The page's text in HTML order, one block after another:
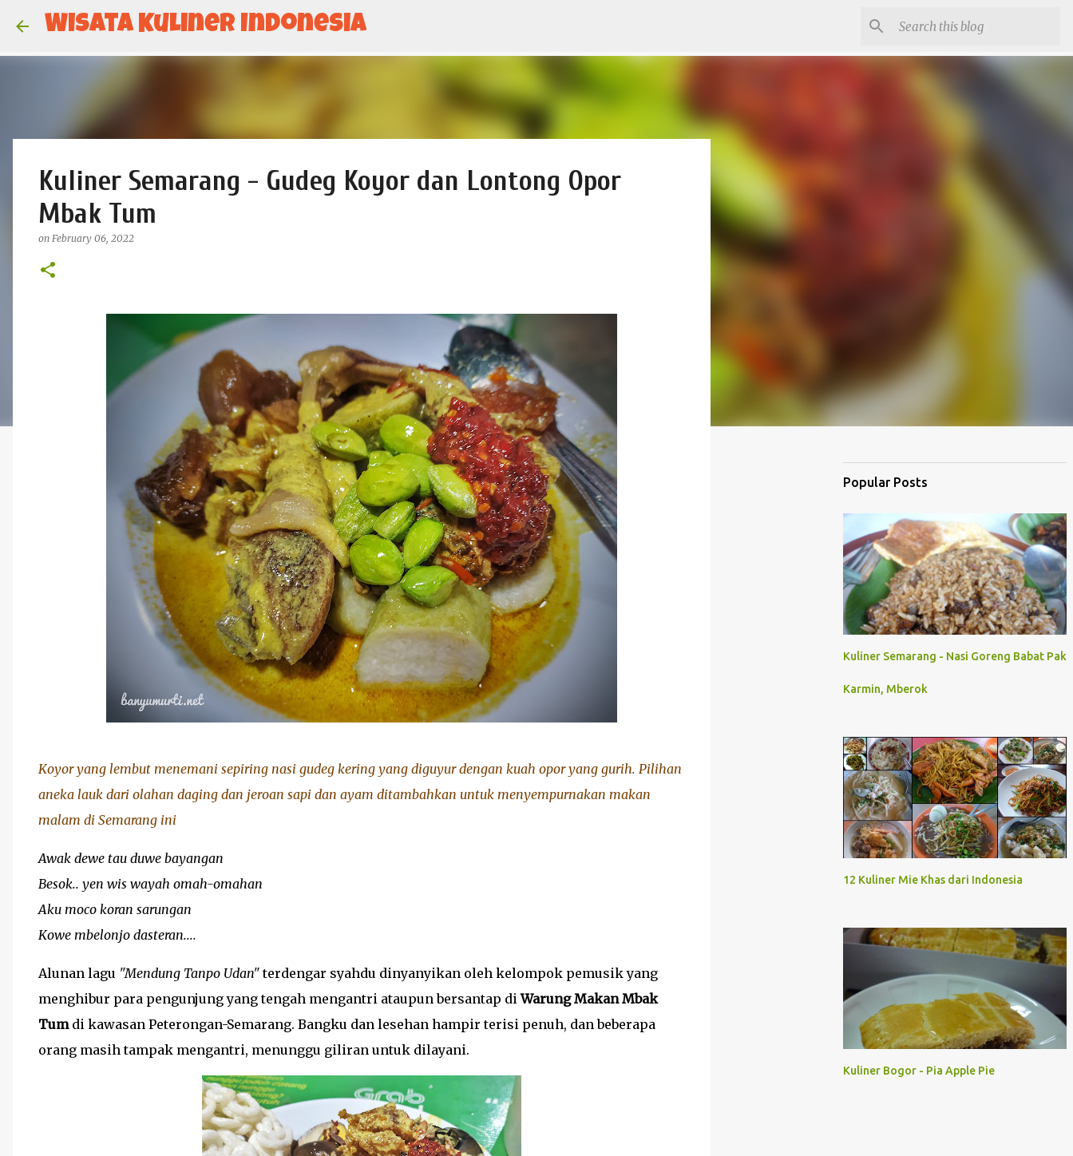
Wisata Kuliner Indonesia
Kuliner Semarang - Gudeg Koyor dan Lontong Opor
Mbak Tum
on February 06, 2022
Koyor yang lembut menemani sepiring nasi gudeg kering yang diguyur dengan kuah opor yang gurih. Pilihan
aneka lauk dari olahan daging dan jeroan sapi dan ayam ditambahkan untuk menyempurnakan makan
malam di Semarang ini
Awak dewe tau duwe bayangan
Besok.. yen wis wayah omah-omahan
Aku moco koran sarungan
Kowe mbelonjo dasteran....
Alunan lagu "Mendung Tanpo Udan"terdengar syahdu dinyanyikan oleh kelompok pemusik yang
menghibur para pengunjung yang tengah mengantri ataupun bersantap diWarung Makan Mbak
Tumdi kawasan Peterongan-Semarang. Bangku dan lesehan hampir terisi penuh, dan beberapa
orang masih tampak mengantri, menunggu giliran untuk dilayani.
Popular Posts
Kuliner Semarang - Nasi Goreng Babat Pak
Karmin, Mberok
12 Kuliner Mie Khas dari Indonesia
Kuliner Bogor - Pia Apple Pie